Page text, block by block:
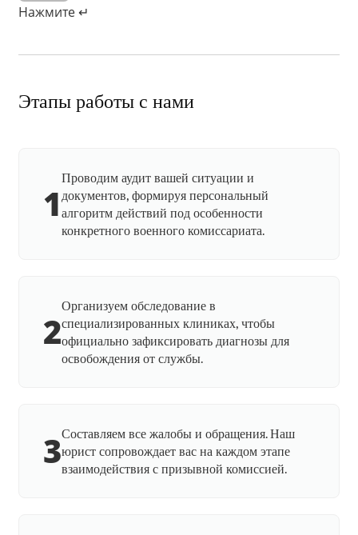
Нажмите ↵
Этапы работы с нами
1
Проводим аудит вашей ситуации и
документов, формируя персональный
алгоритм действий под особенности
конкретного военного комиссариата.
2
Организуем обследование в
специализированных клиниках, чтобы
официально зафиксировать диагнозы для
освобождения от службы.
3Составляем все жалобы и обращения. Наш
юрист сопровождает вас на каждом этапе
взаимодействия с призывной комиссией.